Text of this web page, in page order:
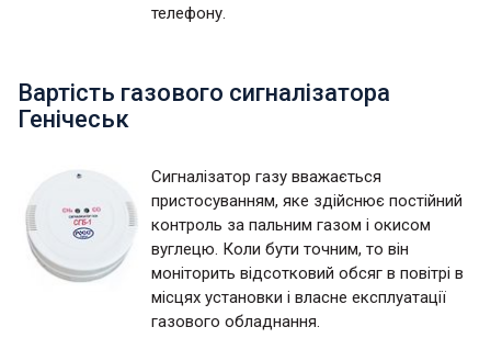
телефону.
Вартість газового сигналізатора
Генічеськ
Сигналізатор газу вважається
пристосуванням, яке здійснює постійний
контроль за пальним газом і окисом
вуглецю. Коли бути точним, то він
моніторить відсотковий обсяг в повітрі в
місцях установки і власне експлуатації
газового обладнання.